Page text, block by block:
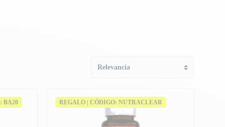
BA20 REGALO | CÓDIGO: NUTRACLEAR